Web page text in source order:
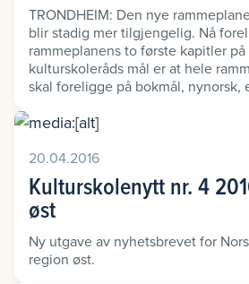
TRONDHEIM: Den nye
blir stadig mer tilgjengelig. Nå
rammeplanens to første kapitler
kulturskoleråds mål er at hele
skal foreligge på bokmål, nynorsk,
20.04.2016
Kulturskolenytt nr. 4
øst
Ny utgave av nyhetsbrevet for
region øst.